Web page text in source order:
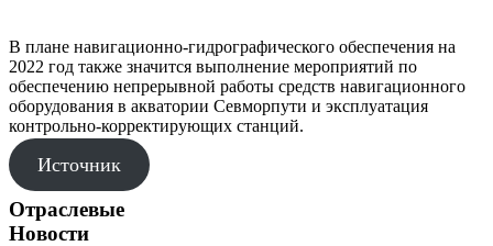
В плане навигационно-гидрографического обеспечения на
2022 год также значится выполнение мероприятий по
обеспечению непрерывной работы средств навигационного
оборудования в акватории Севморпути и эксплуатация
контрольно-корректирующих станций.
Источник
Отраслевые
Новости